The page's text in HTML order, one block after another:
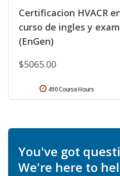
Certificacion HVACR
curso de ingles y
(EnGen)
$5065.00
490 Course Hours
You've got
We're here to